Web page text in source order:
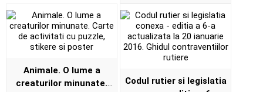
Animale. O lume a
creaturilor minunate.
Codul rutier si legislatia